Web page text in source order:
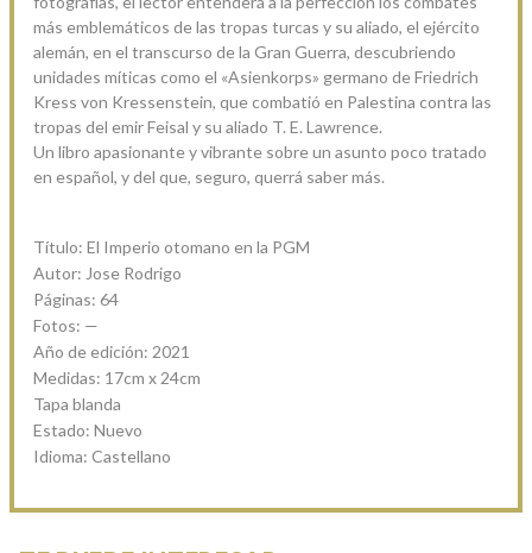
más emblemáticos de las tropas turcas y su aliado, el ejército
alemán, en el transcurso de la Gran Guerra, descubriendo
unidades míticas como el «Asienkorps» germano de Friedrich
Kress von Kressenstein, que combatió en Palestina contra las
tropas del emir Feisal y su aliado T. E. Lawrence.
Un libro apasionante y vibrante sobre un asunto poco tratado
en español, y del que, seguro, querrá saber más.
Título: El Imperio otomano en la PGM
Autor: Jose Rodrigo
Páginas: 64
Fotos: —
Año de edición: 2021
Medidas: 17cm x 24cm
Tapa blanda
Estado: Nuevo
Idioma: Castellano